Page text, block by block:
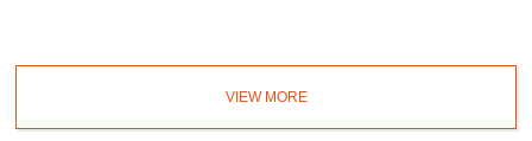
VIEW MORE